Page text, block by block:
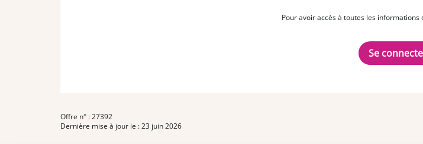
Pour avoir accès à toutes les informations
Se
Offre n° : 27392
Dernière mise à jour le : 23 juin 2026